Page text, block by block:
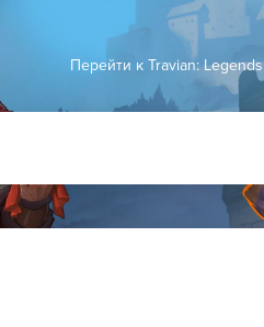
Перейти к Travian: Legends